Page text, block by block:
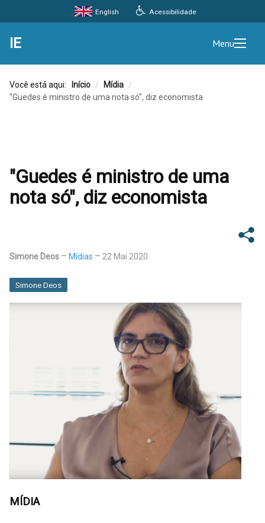
Acessibilidade
English
IE Menu
Você está aqui: Início / Mídia /
"Guedes é ministro de uma nota só", diz economista
"Guedes é ministro de uma
nota só", diz economista
Simone Deos Mídias 22 Mai 2020
Simone Deos
MÍDIA